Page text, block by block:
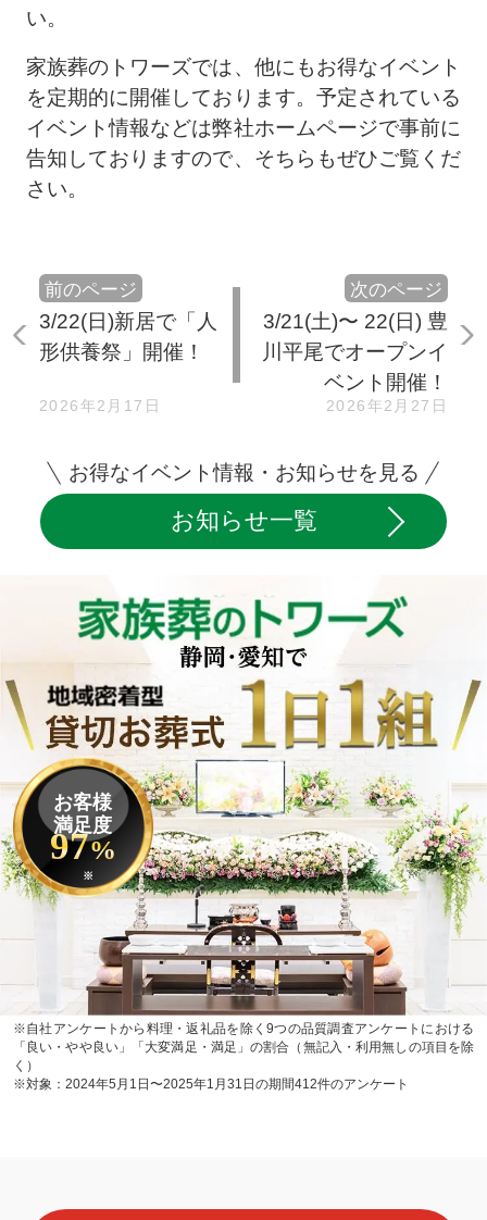
い。
家族葬のトワーズでは、他にもお得なイベント
を定期的に開催しております。予定されている
イベント情報などは弊社ホームページで事前に
告知しておりますので、そちらもぜひご覧くだ
さい。
前のページ
3/22(日)新居で「人
形供養祭」開催！
2026年2月17日
次のページ
3/21(土)〜 22(日) 豊
川平尾でオープンイ
ベント開催！
2026年2月27日
お得なイベント情報・お知らせを見る
お知らせ一覧
お客様
満足度
97%
※
※自社アンケートから料理・返礼品を除く9つの品質調査アンケートにおける
「良い・やや良い」「大変満足・満足」の割合（無記入・利用無しの項目を除
く）
※対象：2024年5月1日〜2025年1月31日の期間412件のアンケート